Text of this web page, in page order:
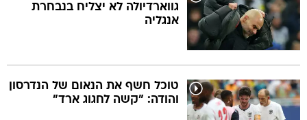
גווארדיולה לא יצליח בנבחרת
אנגליה
טוכל חשף את הנאום של הנדרסון
והודה: "קשה לחגוג ארד"